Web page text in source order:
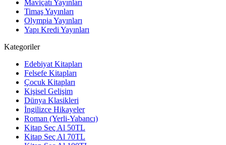
Maviçatı Yayınları
Timaş Yayınları
Olympia Yayınları
Yapı Kredi Yayınları
Kategoriler
Edebiyat Kitapları
Felsefe Kitapları
Çocuk Kitapları
Kişisel Gelişim
Dünya Klasikleri
İngilizce Hikayeler
Roman (Yerli-Yabancı)
Kitap Seç Al 50TL
Kitap Seç Al 70TL